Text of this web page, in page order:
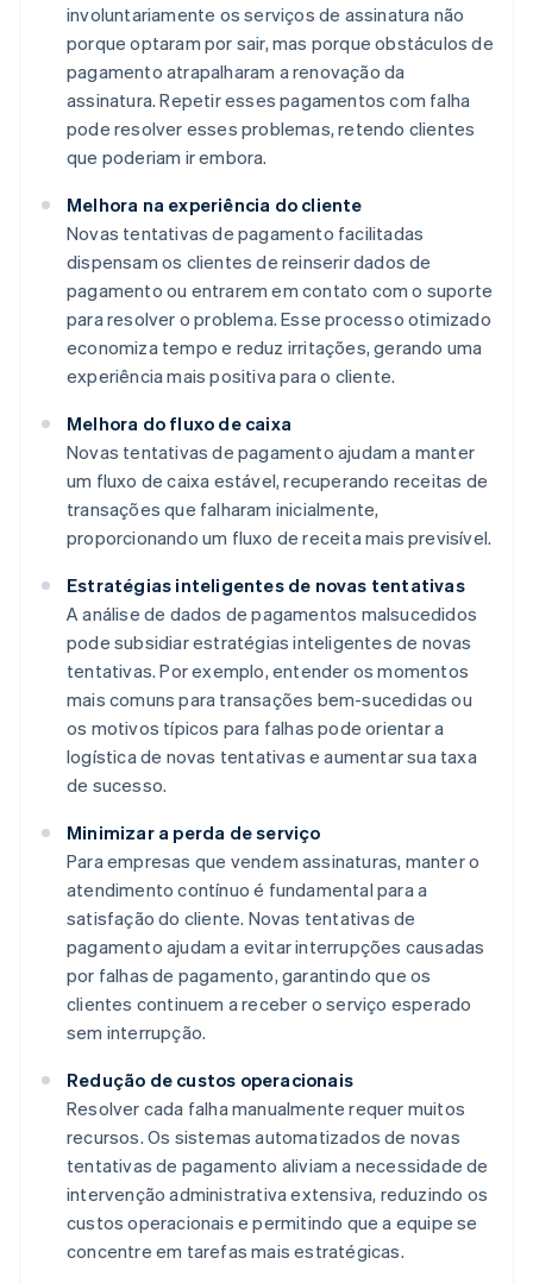
involuntariamente os serviços de assinatura não
porque optaram por sair, mas porque obstáculos de
pagamento atrapalharam a renovação da
assinatura. Repetir esses pagamentos com falha
pode resolver esses problemas, retendo clientes
que poderiam ir embora.
Melhora na experiência do cliente
Novas tentativas de pagamento facilitadas
dispensam os clientes de reinserir dados de
pagamento ou entrarem em contato com o suporte
para resolver o problema. Esse processo otimizado
economiza tempo e reduz irritações, gerando uma
experiência mais positiva para o cliente.
Melhora do fluxo de caixa
Novas tentativas de pagamento ajudam a manter
um fluxo de caixa estável, recuperando receitas de
transações que falharam inicialmente,
proporcionando um fluxo de receita mais previsível.
Estratégias inteligentes de novas tentativas
A análise de dados de pagamentos malsucedidos
pode subsidiar estratégias inteligentes de novas
tentativas. Por exemplo, entender os momentos
mais comuns para transações bem-sucedidas ou
os motivos típicos para falhas pode orientar a
logística de novas tentativas e aumentar sua taxa
de sucesso.
Minimizar a perda de serviço
Para empresas que vendem assinaturas, manter o
atendimento contínuo é fundamental para a
satisfação do cliente. Novas tentativas de
pagamento ajudam a evitar interrupções causadas
por falhas de pagamento, garantindo que os
clientes continuem a receber o serviço esperado
sem interrupção.
Redução de custos operacionais
Resolver cada falha manualmente requer muitos
recursos. Os sistemas automatizados de novas
tentativas de pagamento aliviam a necessidade de
intervenção administrativa extensiva, reduzindo os
custos operacionais e permitindo que a equipe se
concentre em tarefas mais estratégicas.